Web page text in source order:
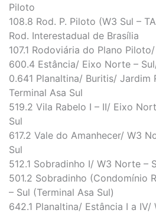
Piloto
108.8 Rod. P. Piloto (W3 Sul –
Rod. Interestadual de Brasília
107.1 Rodoviária do Plano
600.4 Estância/ Eixo Norte –
0.641 Planaltina/ Buritis/ Jardim
Terminal Asa Sul
519.2 Vila Rabelo I – II/ Eixo
Sul
617.2 Vale do Amanhecer/ W3
Sul
512.1 Sobradinho I/ W3 Norte –
501.2 Sobradinho (Condomínio
– Sul (Terminal Asa Sul)
642.1 Planaltina/ Estância I a